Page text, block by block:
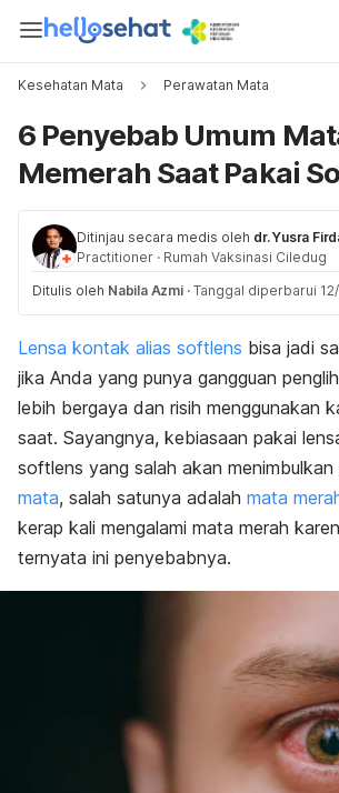
Kesehatan Mata Perawatan Mata
6 Penyebab Umum
Memerah Saat Pakai
Ditinjau secara medis oleh dr. Yusra
Practitioner · Rumah Vaksinasi Ciledug
Ditulis oleh Nabila Azmi · Tanggal diperbarui
Lensa kontak alias softlens bisa jadi
jika Anda yang punya gangguan
lebih bergaya dan risih menggunakan
saat. Sayangnya, kebiasaan pakai
softlens yang salah akan menimbulkan
mata, salah satunya adalah mata
kerap kali mengalami mata merah
ternyata ini penyebabnya.